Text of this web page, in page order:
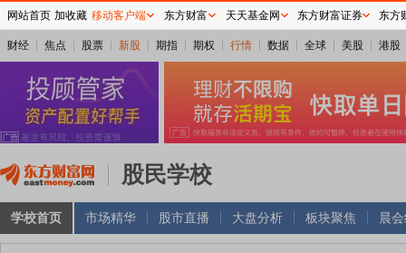
财经 焦点 股票 新股 期指 期权 行情 数据 全球 美股 港股
股民学校
学校首页 市场精华 股市直播 大盘分析 板块聚焦 晨
网站首页 加收藏 移动客户端 东方财富 天天基金网 东方财富证券 东方